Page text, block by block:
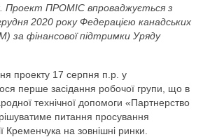
Проект ПРОМІС впроваджується з
2020 року Федерацією канадських
за фінансової підтримки Уряду
проекту 17 серпня п.р. у
перше засідання робочої групи, що в
технічної допомоги «Партнерство
питання просування
Кременчука на зовнішні ринки.